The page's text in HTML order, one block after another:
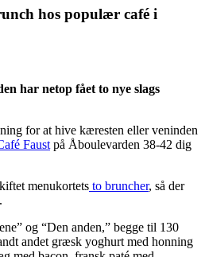
hos populær café i
har netop fået to nye slags
for at hive kæresten eller veninden
Faustpå Åboulevarden 38-42 dig
menukortets to bruncher, så der
og “Den anden,” begge til 130
andet græsk yoghurt med honning